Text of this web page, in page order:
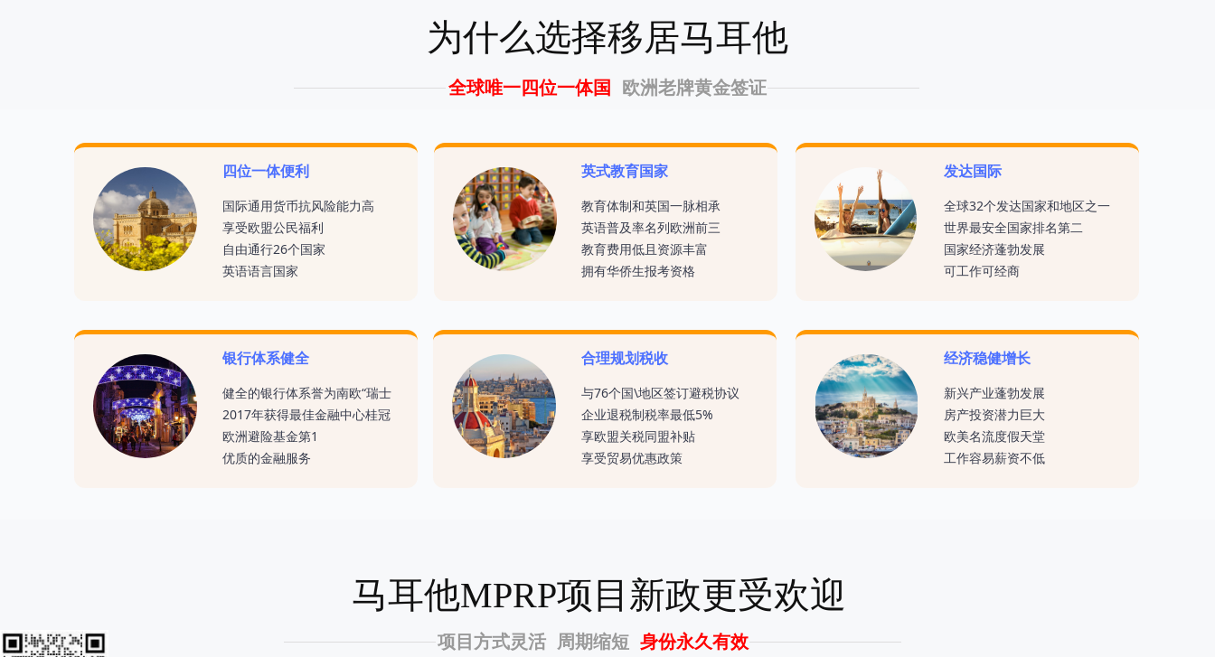
马耳他MPRP项目新政更受欢迎
项目方式灵活 周期缩短 身份永久有效
为什么选择移居马耳他
全球唯一四位一体国 欧洲老牌黄金签证
四位一体便利
国际通用货币抗风险能力高
享受欧盟公民福利
自由通行26个国家
英语语言国家
英式教育国家
教育体制和英国一脉相承
英语普及率名列欧洲前三
教育费用低且资源丰富
拥有华侨生报考资格
发达国际
全球32个发达国家和地区之一
世界最安全国家排名第二
国家经济蓬勃发展
可工作可经商
银行体系健全
健全的银行体系誉为南欧“瑞士
2017年获得最佳金融中心桂冠
欧洲避险基金第1
优质的金融服务
合理规划税收
与76个国\地区签订避税协议
企业退税制税率最低5%
享欧盟关税同盟补贴
享受贸易优惠政策
经济稳健增长
新兴产业蓬勃发展
房产投资潜力巨大
欧美名流度假天堂
工作容易薪资不低